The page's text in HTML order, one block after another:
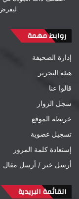
روابط مهمة
إدارة الصحيفة
هيئة التحرير
قالوا عنا
سجل الزوار
خريطة الموقع
تسجيل عضوية
إستعادة كلمة المرور
أرسل خبر / أرسل مقال
القائمة البريدية